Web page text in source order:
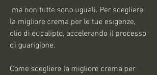
la migliore crema per le tue esigenze,
olio di eucalipto, accelerando il processo
di guarigione.
Come scegliere la migliore crema per